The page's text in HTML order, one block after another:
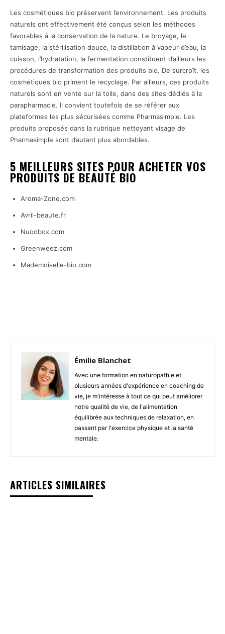
Les cosmétiques bio préservent l’environnement. Les produits
naturels ont effectivement été conçus selon les méthodes
favorables à la conservation de la nature. Le broyage, le
tamisage, la stérilisation douce, la distillation à vapeur d’eau, la
cuisson, l’hydratation, la fermentation constituent d’ailleurs les
procédures de transformation des produits bio. De surcroît, les
cosmétiques bio priment le recyclage. Par ailleurs, ces produits
naturels sont en vente sur la toile, dans des sites dédiés à la
parapharmacie. Il convient toutefois de se référer aux
plateformes les plus sécurisées comme Pharmasimple. Les
produits proposés dans la rubrique nettoyant visage de
Pharmasimple sont d’autant plus abordables.
5 MEILLEURS SITES POUR ACHETER VOS
PRODUITS DE BEAUTÉ BIO
Aroma-Zone.com
Avril-beaute.fr
Nuoobox.com
Greenweez.com
Mademoiselle-bio.com
Émilie Blanchet
Avec une formation en naturopathie et
plusieurs années d'expérience en coaching de
vie, je m'intéresse à tout ce qui peut améliorer
notre qualité de vie, de l'alimentation
équilibrée aux techniques de relaxation, en
passant par l'exercice physique et la santé
mentale.
ARTICLES SIMILAIRES